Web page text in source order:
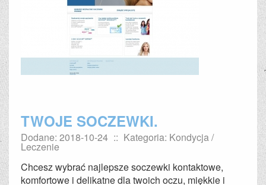
TWOJE SOCZEWKI.
Dodane: 2018-10-24 :: Kategoria: Kondycja /
Leczenie
Chcesz wybrać najlepsze soczewki kontaktowe,
komfortowe i delikatne dla twoich oczu, miękkie i